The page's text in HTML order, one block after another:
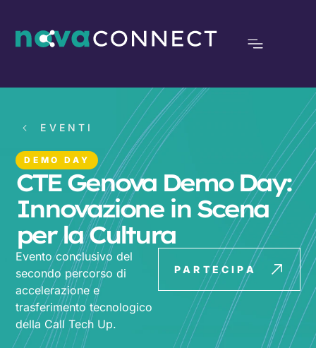
EVENTI
DEMO DAY
CTE Genova Demo Day:
Innovazione in Scena
per la Cultura
Evento conclusivo del
secondo percorso di
accelerazione e
trasferimento tecnologico
della Call Tech Up.
PARTECIPA